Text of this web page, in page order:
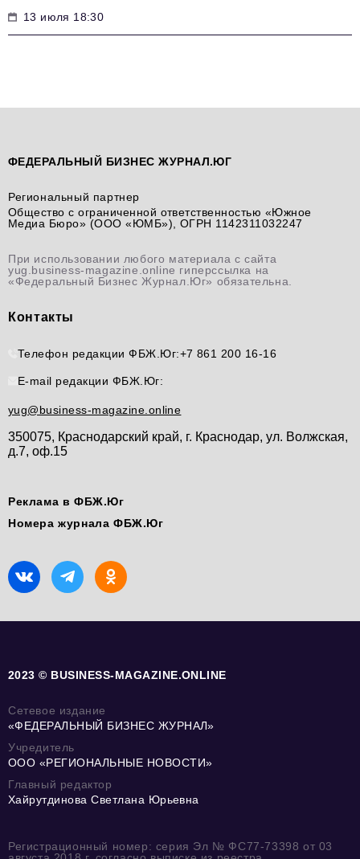
13 июля 18:30
ФЕДЕРАЛЬНЫЙ БИЗНЕС ЖУРНАЛ.ЮГ
Региональный партнер
Общество с ограниченной ответственностью «Южное
Медиа Бюро» (ООО «ЮМБ»), ОГРН 1142311032247
При использовании любого материала с сайта
yug.business-magazine.online гиперссылка на
«Федеральный Бизнес Журнал.Юг» обязательна.
Контакты
Телефон редакции ФБЖ.Юг:+7 861 200 16-16
E-mail редакции ФБЖ.Юг:
yug@business-magazine.online
350075, Краснодарский край, г. Краснодар, ул. Волжская,
д.7, оф.15
Реклама в ФБЖ.Юг
Номера журнала ФБЖ.Юг
2023 © BUSINESS-MAGAZINE.ONLINE
Сетевое издание
«ФЕДЕРАЛЬНЫЙ БИЗНЕС ЖУРНАЛ»
Учредитель
ООО «РЕГИОНАЛЬНЫЕ НОВОСТИ»
Главный редактор
Хайрутдинова Светлана Юрьевна
Регистрационный номер: серия Эл № ФС77-73398 от 03